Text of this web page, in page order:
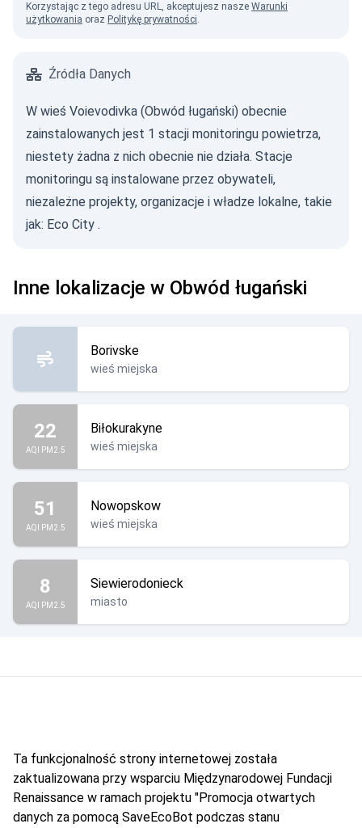
Korzystając z tego adresu URL, akceptujesz nasze Warunki
użytkowania oraz Politykę prywatności.
Źródła Danych
W wieś Voievodivka (Obwód ługański) obecnie
zainstalowanych jest 1 stacji monitoringu powietrza,
niestety żadna z nich obecnie nie działa. Stacje
monitoringu są instalowane przez obywateli,
niezależne projekty, organizacje i władze lokalne, takie
jak: Eco City .
Inne lokalizacje w Obwód ługański
Borivske
wieś miejska
22
AQI PM2.5
Biłokurakyne
wieś miejska
51
AQI PM2.5
Nowopskow
wieś miejska
8
AQI PM2.5
Siewierodonieck
miasto
Ta funkcjonalność strony internetowej została
zaktualizowana przy wsparciu Międzynarodowej Fundacji
Renaissance w ramach projektu "Promocja otwartych
danych za pomocą SaveEcoBot podczas stanu